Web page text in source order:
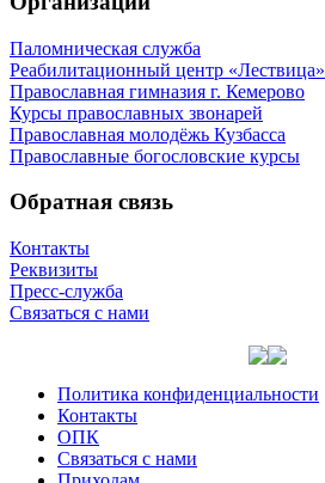
Паломническая служба
Реабилитационный центр «Лествица»
Православная гимназия г. Кемерово
Курсы православных звонарей
Православная молодёжь Кузбасса
Православные богословские курсы
Обратная связь
Контакты
Реквизиты
Пресс-служба
Связаться с нами
Политика конфиденциальности
Контакты
ОПК
Связаться с нами